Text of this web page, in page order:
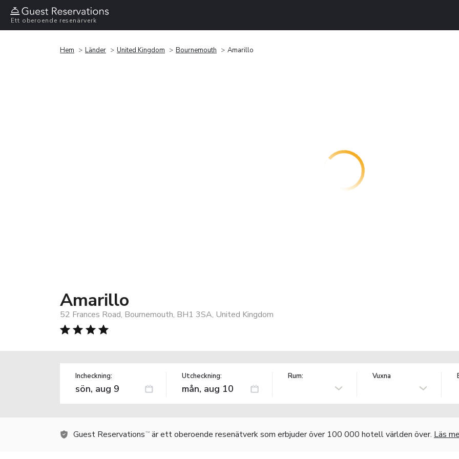
Ett oberoende resenärverk
Hem Länder United Kingdom Bournemouth Amarillo
Amarillo
52 Frances Road, Bournemouth, BH1 3SA, United Kingdom
Incheckning: Utcheckning: Rum: Vuxna
Guest Reservations TM är ett oberoende resenätverk som erbjuder över 100 000 hotell världen över. Läs